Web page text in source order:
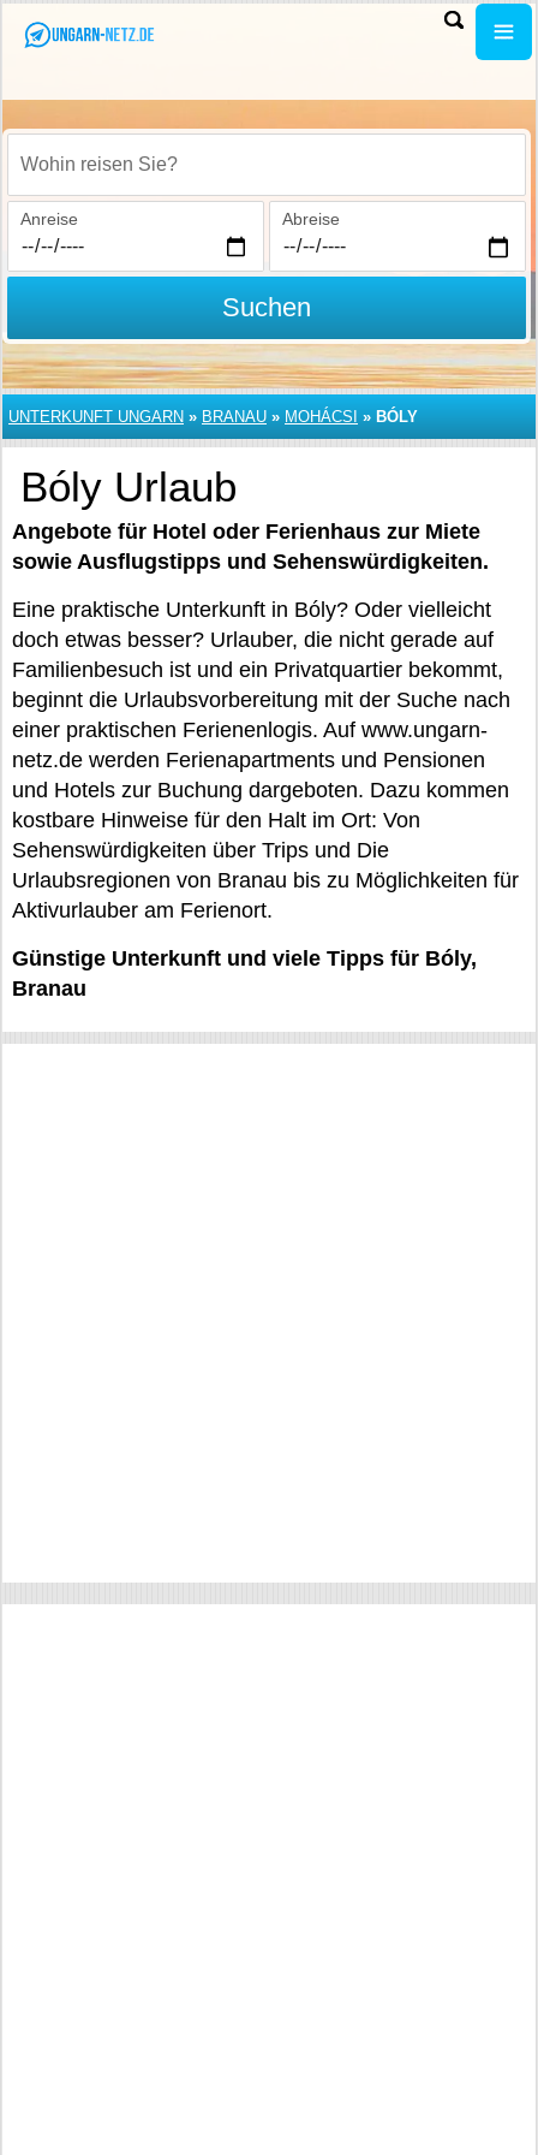
Wohin reisen Sie?
Anreise Abreise
Suchen
UNTERKUNFT UNGARN » BRANAU » MOHÁCSI » BÓLY
Bóly Urlaub
Angebote für Hotel oder Ferienhaus zur Miete
sowie Ausflugstipps und Sehenswürdigkeiten.
Eine praktische Unterkunft in Bóly? Oder vielleicht
doch etwas besser? Urlauber, die nicht gerade auf
Familienbesuch ist und ein Privatquartier bekommt,
beginnt die Urlaubsvorbereitung mit der Suche nach
einer praktischen Ferienenlogis. Auf www.ungarn-
netz.de werden Ferienapartments und Pensionen
und Hotels zur Buchung dargeboten. Dazu kommen
kostbare Hinweise für den Halt im Ort: Von
Sehenswürdigkeiten über Trips und Die
Urlaubsregionen von Branau bis zu Möglichkeiten für
Aktivurlauber am Ferienort.
Günstige Unterkunft und viele Tipps für Bóly,
Branau